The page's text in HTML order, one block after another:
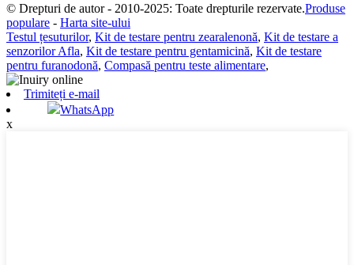
© Drepturi de autor - 2010-2025: Toate drepturile rezervate.Produse
populare - Harta site-ului
Testul țesuturilor, Kit de testare pentru zearalenonă, Kit de testare a
senzorilor Afla, Kit de testare pentru gentamicină, Kit de testare
pentru furanodonă, Compasă pentru teste alimentare,
Trimiteți e-mail
WhatsApp
x